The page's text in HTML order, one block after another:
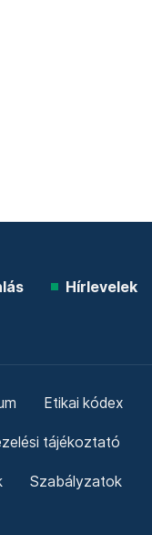
Hírlevelek
Etikai kódex
tájékoztató
Szabályzatok